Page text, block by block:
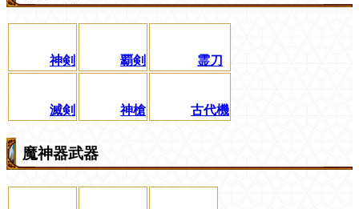
神剣 覇剣 霊刀
滅剣 神槍 古代機
魔神器武器